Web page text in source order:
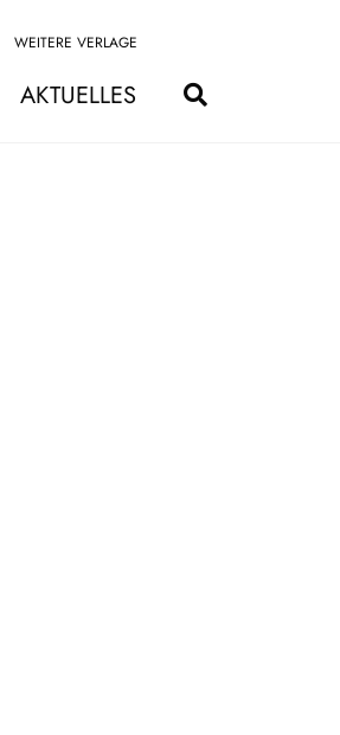
WEITERE VERLAGE
springen
springen
AKTUELLES